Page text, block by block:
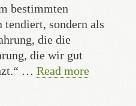
bestimmten
tendiert, sondern als
die die
die wir gut
… Read more